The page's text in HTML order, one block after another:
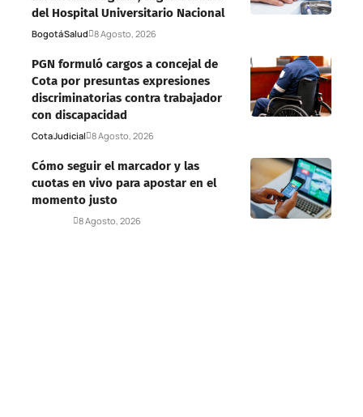
del Hospital Universitario Nacional
BogotáSalud 8 Agosto, 2026
PGN formuló cargos a concejal de
Cota por presuntas expresiones
discriminatorias contra trabajador
con discapacidad
CotaJudicial 8 Agosto, 2026
Cómo seguir el marcador y las
cuotas en vivo para apostar en el
momento justo
8 Agosto, 2026